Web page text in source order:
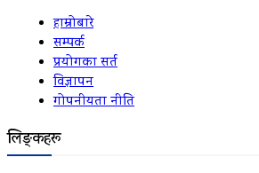
हाम्रोबारे
सम्पर्क
प्रयोगका सर्त
विज्ञापन
गोपनीयता नीति
लिङ्कहरू